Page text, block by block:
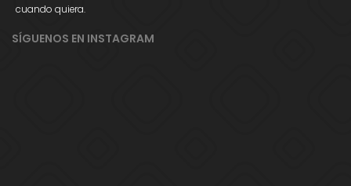
cuando quiera.
SÍGUENOS EN INSTAGRAM